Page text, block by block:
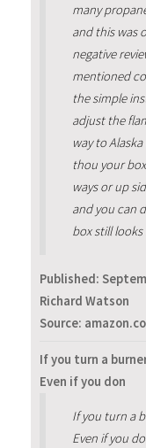
many
and this was
negative
mentioned
the simple
adjust the
way to
thou your
ways or up
and you can
box still looks
Published:
Richard Watson
Source:
If you turn a
Even if you don
If you turn a
Even if you